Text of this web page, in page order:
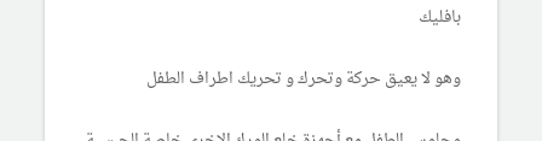
بافليك
وهو لا يعيق حركة وتحرك و تحريك اطراف الطفل